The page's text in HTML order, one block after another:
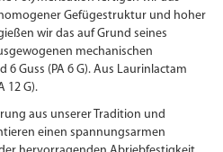
Gefügestruktur und hoher
wir das auf Grund seines
mechanischen
Guss (PA 6 G). Aus Laurinlactam
12 G).
aus unserer Tradition und
einen spannungsarmen